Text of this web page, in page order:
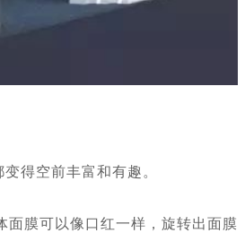
得空前丰富和有趣。
面膜可以像口红一样，旋转出面膜